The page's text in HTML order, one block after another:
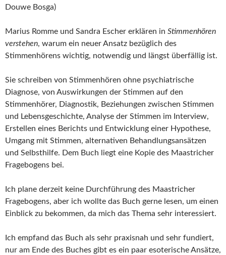
Douwe Bosga)
Marius Romme und Sandra Escher erklären in Stimmenhören
verstehen, warum ein neuer Ansatz bezüglich des
Stimmenhörens wichtig, notwendig und längst überfällig ist.
Sie schreiben von Stimmenhören ohne psychiatrische
Diagnose, von Auswirkungen der Stimmen auf den
Stimmenhörer, Diagnostik, Beziehungen zwischen Stimmen
und Lebensgeschichte, Analyse der Stimmen im Interview,
Erstellen eines Berichts und Entwicklung einer Hypothese,
Umgang mit Stimmen, alternativen Behandlungsansätzen
und Selbsthilfe. Dem Buch liegt eine Kopie des Maastricher
Fragebogens bei.
Ich plane derzeit keine Durchführung des Maastricher
Fragebogens, aber ich wollte das Buch gerne lesen, um einen
Einblick zu bekommen, da mich das Thema sehr interessiert.
Ich empfand das Buch als sehr praxisnah und sehr fundiert,
nur am Ende des Buches gibt es ein paar esoterische Ansätze,